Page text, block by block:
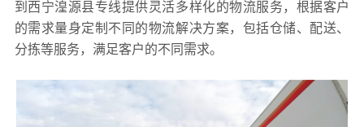
到西宁湟源县专线提供灵活多样化的物流服务，根据客户
的需求量身定制不同的物流解决方案，包括仓储、配送、
分拣等服务，满足客户的不同需求。